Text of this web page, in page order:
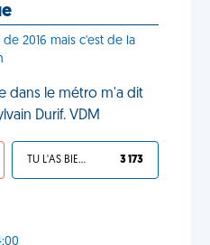
2016 mais c'est de la
dans le métro m'a dit
Durif. VDM
TU L'AS BIEN MÉRITÉ 3 173